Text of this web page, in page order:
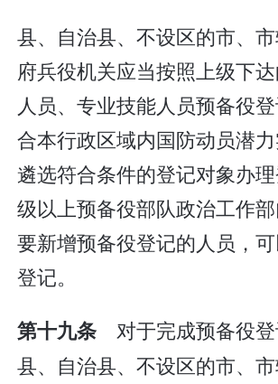
县、自治县、不设区的市、
府兵役机关应当按照上级下
人员、专业技能人员预备役
合本行政区域内国防动员潜
遴选符合条件的登记对象办
级以上预备役部队政治工作
要新增预备役登记的人员，
登记。
第十九条对于完成预备役登
县、自治县、不设区的市、